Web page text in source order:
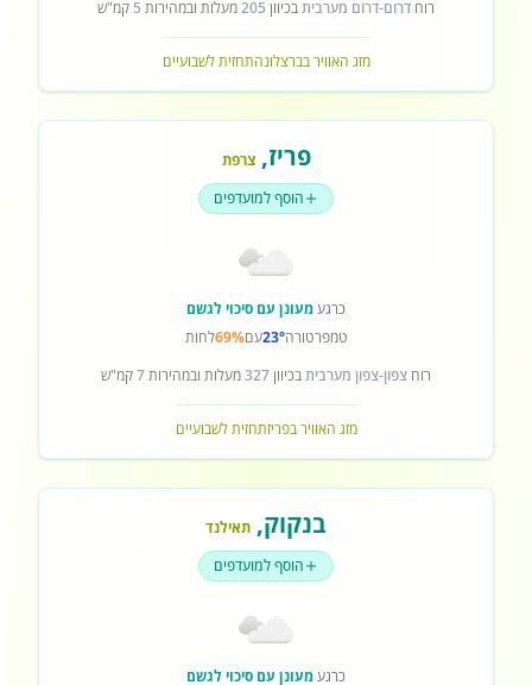
רוח דרום-דרום מערביתבכיוון 205מעלות ובמהירות 5 קמ"ש
מזג האוויר בברצלונהתחזית לשבועיים
פריז,צרפת
הוסף למועדפים
כרגעמעונן עם סיכוי לגשם
טמפרטורה23°עם69%לחות
רוח צפון-צפון מערביתבכיוון327מעלות ובמהירות7קמ"ש
מזג האוויר בפריזתחזית לשבועיים
בנקוק, תאילנד
הוסף למועדפים
כרגעמעונן עם סיכוי לגשם